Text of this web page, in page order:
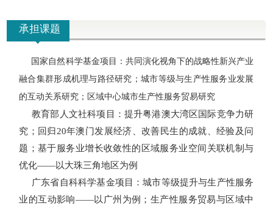
承担课题
国家自然科学基金项目：共同演化视角下的战略性新兴产业
融合集群形成机理与路径研究；城市等级与生产性服务业发展
的互动关系研究；区域中心城市生产性服务贸易研究
教育部人文社科项目：提升粤港澳大湾区国际竞争力研
究；回归 20年澳门发展经济、改善民生的成就、经验及问
题；基于服务业增长收敛性的区域服务业空间关联机制与
优化——以大珠三角地区为例
广东省自科科学基金项目：城市等级提升与生产性服务
业的互动影响——以广州为例；生产性服务贸易与区域中